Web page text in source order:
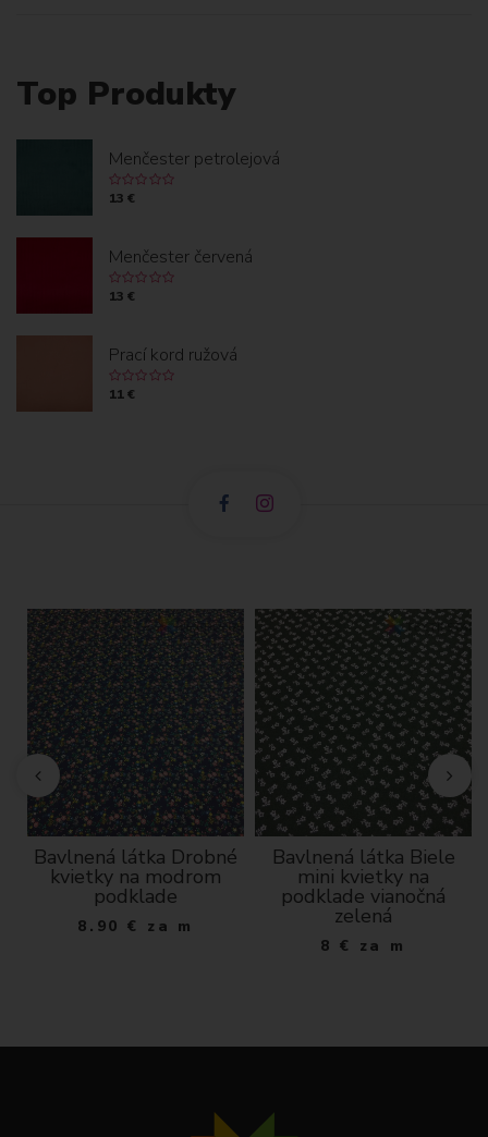
Top Produkty
Menčester petrolejová
13 €
Menčester červená
13 €
Prací kord ružová
11 €
Bavlnená látka Drobné
kvietky na modrom
podklade
8.90 € za m
Bavlnená látka Biele
mini kvietky na
podklade vianočná
zelená
8 € za m